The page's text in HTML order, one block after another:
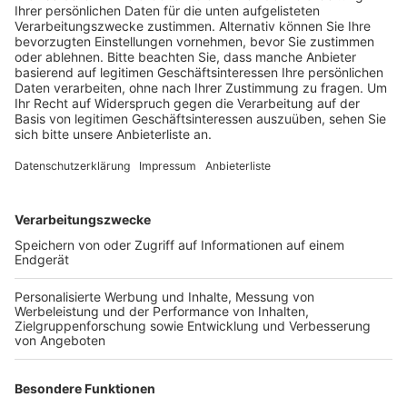
Veröffentlicht:Mittwoch, 13.04.2022 16:45
Anzeige
Weil das Gedenken an das Leiden und Sterben Jesu
den Stillen Feiertagen und da gelten besonders
Veranstaltungen erlaubt, das gilt auch für Theater,
Balletts, Musicals oder klassische Konzerte. Auch
Waschanlagen, Clubs und Spielhallen sind zu.
Wohnungsumzüge und Fahrstunden sind ebenfalls
untersagt. Dagegen sind Besuche im Zoo oder in den
Museen erlaubt, auch Fitness-Studios oder Saunen
dürfen öffnen. Und auch frische Brötchen sind drin:
selbst überlassen, ob sie das auch tun. Christen